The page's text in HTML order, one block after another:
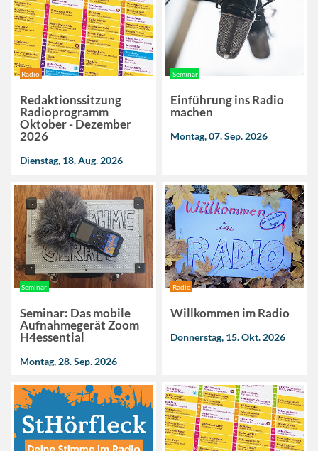
Radio
Redaktionssitzung
Radioprogramm
Oktober - Dezember
2026
Dienstag, 18. Aug. 2026
Seminar
Einführung ins Radio
machen
Montag, 07. Sep. 2026
Seminar
Seminar: Das mobile
Aufnahmegerät Zoom
H4essential
Montag, 28. Sep. 2026
Radio
Willkommen im Radio
Donnerstag, 15. Okt. 2026